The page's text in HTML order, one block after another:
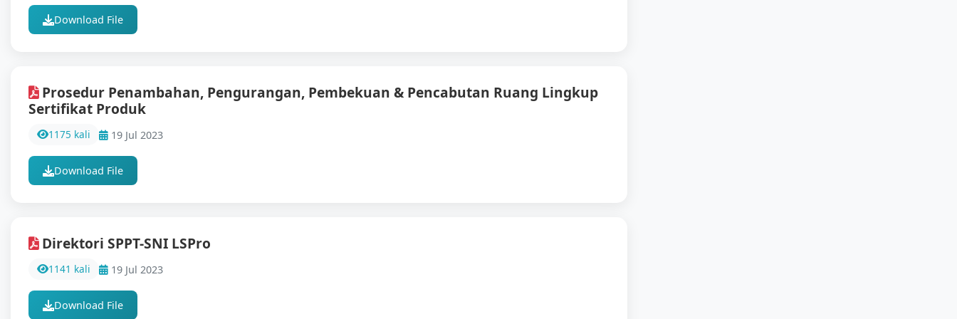
Download File
Prosedur Penambahan, Pengurangan, Pembekuan & Pencabutan Ruang Lingkup
Sertifikat Produk
1175 kali 19 Jul 2023
Download File
Direktori SPPT-SNI LSPro
1141 kali 19 Jul 2023
Download File